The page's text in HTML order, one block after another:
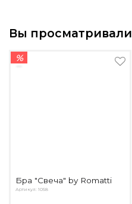
Вы просматривали
%
Бра "Свеча" by Romatti
Артикул: 1058